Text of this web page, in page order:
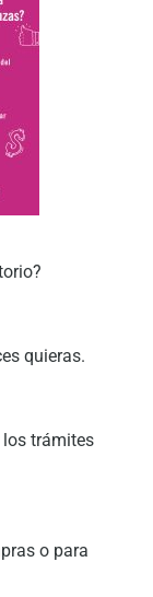
quieras.
los trámites
o para